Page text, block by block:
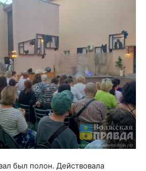
был полон. Действовала